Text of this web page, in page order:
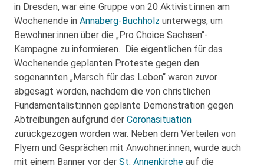
in Dresden, war eine Gruppe von 20 Aktivist:innen am
Wochenende in Annaberg-Buchholz unterwegs, um
Bewohner:innen über die „Pro Choice Sachsen“-
Kampagne zu informieren. Die eigentlichen für das
Wochenende geplanten Proteste gegen den
sogenannten „Marsch für das Leben“ waren zuvor
abgesagt worden, nachdem die von christlichen
Fundamentalist:innen geplante Demonstration gegen
Abtreibungen aufgrund der Coronasituation
zurückgezogen worden war. Neben dem Verteilen von
Flyern und Gesprächen mit Anwohner:innen, wurde auch
mit einem Banner vor der St. Annenkirche auf die